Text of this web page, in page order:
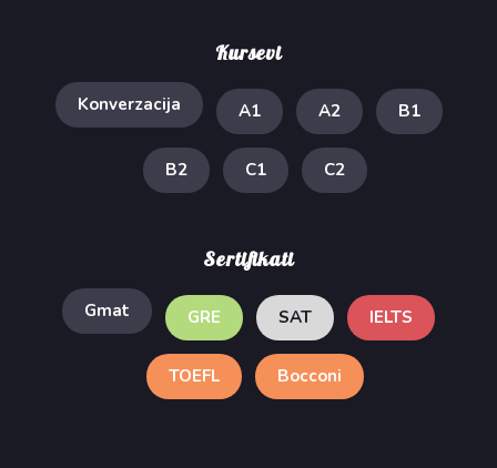
Kursevi
Konverzacija A1 A2 B1
B2 C1 C2
Sertifikati
Gmat GRE SAT IELTS
TOEFL Bocconi